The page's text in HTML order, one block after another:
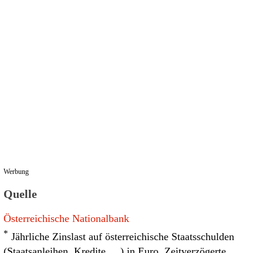
Werbung
Quelle
Österreichische Nationalbank
* Jährliche Zinslast auf österreichische Staatsschulden